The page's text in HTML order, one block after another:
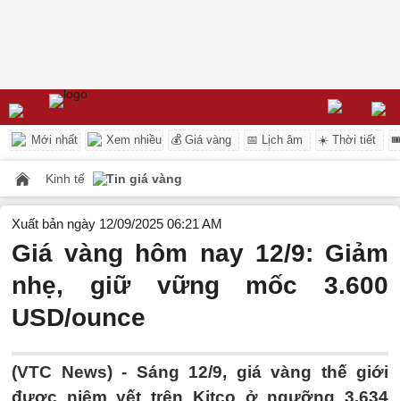
Mới nhất Xem nhiều 💰 Giá vàng 📅 Lịch âm ☀️ Thời tiết
Kinh tế Tin giá vàng
Xuất bản ngày 12/09/2025 06:21 AM
Giá vàng hôm nay 12/9: Giảm
nhẹ, giữ vững mốc 3.600
USD/ounce
(VTC News) - Sáng 12/9, giá vàng thế giới
được niêm yết trên Kitco ở ngưỡng 3.634